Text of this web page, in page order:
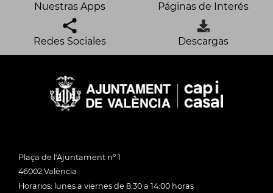
Nuestras Apps Páginas de Interés
Redes Sociales Descargas
Plaça de l'Ajuntament nº 1
46002 València
Horarios: lunes a viernes de 8:30 a 14:00 horas